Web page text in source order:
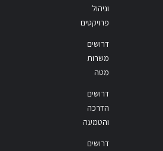
וניהול
פרויקטים
דרושים
משרות
מטה
דרושים
הדרכה
והטמעה
דרושים